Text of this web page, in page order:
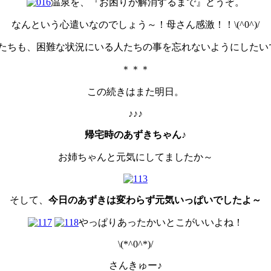
なんという心遣いなのでしょう～！母さん感激！！\(^0^)/
ちも、困難な状況にいる人たちの事を忘れないようにしたい
＊＊＊
この続きはまた明日。
♪♪♪
帰宅時のあずきちゃん♪
お姉ちゃんと元気にしてましたか～
そして、 今日のあずきは変わらず元気いっぱいでしたよ～
やっぱりあったかいとこがいいよね！
\(*^0^*)/
さんきゅー♪